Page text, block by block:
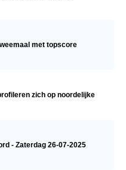
met topscore
zich op noordelijke
- Zaterdag 26-07-2025